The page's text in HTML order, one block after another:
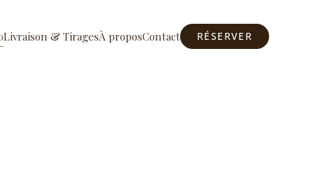
Livraison & TiragesÀ proposContact RÉSERVER